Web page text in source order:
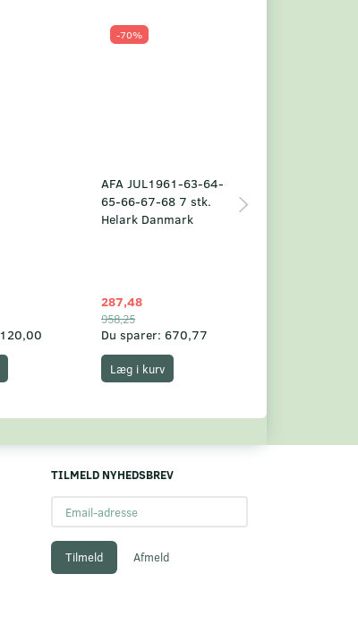
120,00
-70%
AFA JUL1961-63-64-
65-66-67-68 7 stk.
Helark Danmark
287,48
958,25
Du sparer: 670,77
Læg i kurv
TILMELD NYHEDSBREV
adresse
Tilmeld Afmeld